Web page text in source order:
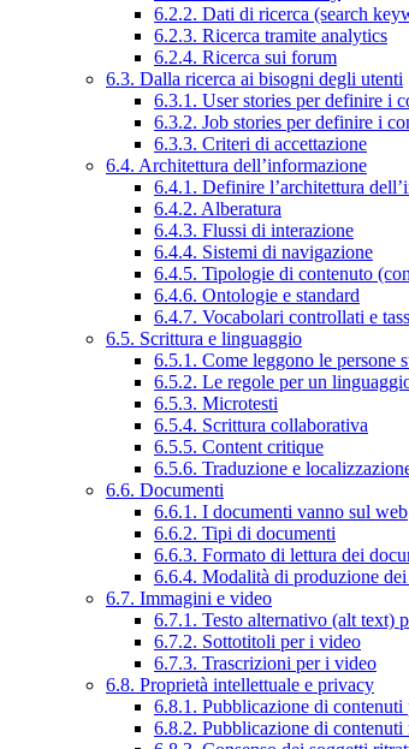
6.2.2. Dati di ricerca (search
6.2.3. Ricerca tramite analytics
6.2.4. Ricerca sui forum
6.3. Dalla ricerca ai bisogni degli utenti
6.3.1. User stories per definire i
6.3.2. Job stories per definire i
6.3.3. Criteri di accettazione
6.4. Architettura dell’informazione
6.4.1. Definire l’architettura
6.4.2. Alberatura
6.4.3. Flussi di interazione
6.4.4. Sistemi di navigazione
6.4.5. Tipologie di contenuto
6.4.6. Ontologie e standard
6.4.7. Vocabolari controllati e
6.5. Scrittura e linguaggio
6.5.1. Come leggono le persone
6.5.2. Le regole per un
6.5.3. Microtesti
6.5.4. Scrittura collaborativa
6.5.5. Content critique
6.5.6. Traduzione e
6.6. Documenti
6.6.1. I documenti vanno sul web
6.6.2. Tipi di documenti
6.6.3. Formato di lettura dei
6.6.4. Modalità di produzione
6.7. Immagini e video
6.7.1. Testo alternativo (alt text)
6.7.2. Sottotitoli per i video
6.7.3. Trascrizioni per i video
6.8. Proprietà intellettuale e privacy
6.8.1. Pubblicazione di
6.8.2. Pubblicazione di